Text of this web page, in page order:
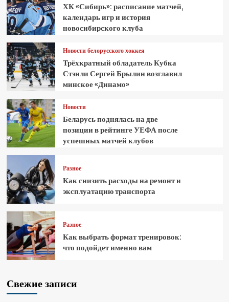
ХК «Сибирь»: расписание матчей,
календарь игр и история
новосибирского клуба
Новости белорусского хоккея
Трёхкратный обладатель Кубка
Стэнли Сергей Брылин возглавил
минское «Динамо»
Новости
Беларусь поднялась на две
позиции в рейтинге УЕФА после
успешных матчей клубов
Разное
Как снизить расходы на ремонт и
эксплуатацию транспорта
Разное
Как выбрать формат тренировок:
что подойдет именно вам
Свежие записи